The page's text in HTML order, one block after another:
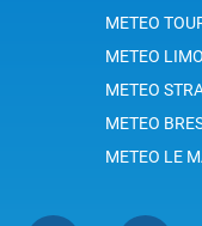
METEO
METEO
METEO
METEO
METEO LE